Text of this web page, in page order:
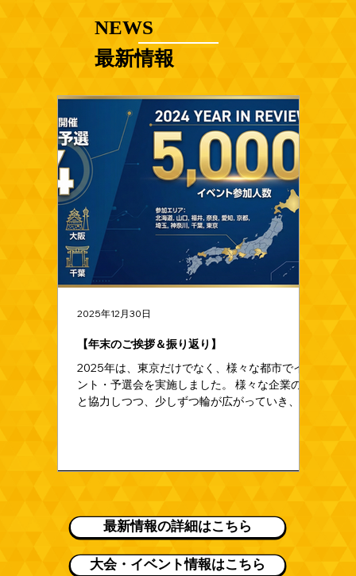
NEWS
​最新情報
【年末のご挨拶＆振り返り】
2025年は、東京だけでなく、様々な都市でイベ
ント・予選会を実施しました。 様々な企業の方
と協力しつつ、少しずつ輪が広がっていき、山
をさせていただきます。 カンジモンスターズを
ちください。
2025年12月30日
最新情報の詳細はこちら
大会・イベント情報はこちら